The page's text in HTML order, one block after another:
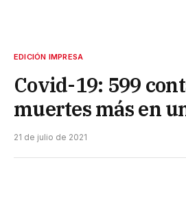
EDICIÓN IMPRESA
Covid-19: 599
muertes más en
21 de julio de 2021